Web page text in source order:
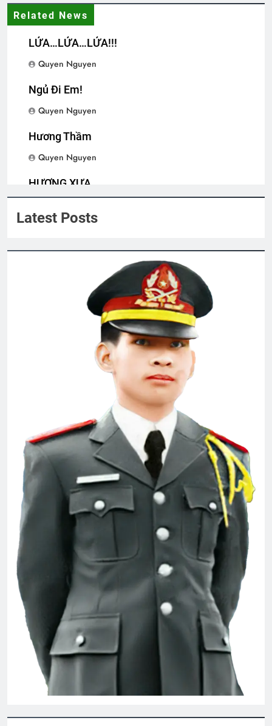
English For Today book 1
1 Year Ago
3 Years Ago
CHUYỆN TÌNH MÙA GIÁNG SINH
3 Years Ago
CSVSQ Nguyễn Văn Vĩnh K19
3 Years Ago
SỰ TÍCH TÌNH YÊU
3 Years Ago
Tôi vẫn nợ em một lời xin lỗi
3 Years Ago
BÀI CA “NGƯỜI TỐT” (Lỗ Tấn)
3 Years Ago
Vietnam War – English
2 Years Ago
HOA HỒNG TRẮNG (*)
3 Years Ago
The Custodians
3 Months Ago
CSVSQ Hoàng Thu Phong K30
2 Years Ago
Related News
LỬA…LỬA…LỬA!!!
Quyen Nguyen
Ngủ Đi Em!
Quyen Nguyen
Hương Thầm
Quyen Nguyen
HƯƠNG XƯA
Latest Posts